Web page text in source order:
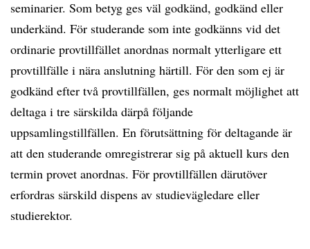
seminarier. Som betyg ges väl godkänd, godkänd eller
underkänd. För studerande som inte godkänns vid det
ordinarie provtillfället anordnas normalt ytterligare ett
provtillfälle i nära anslutning härtill. För den som ej är
godkänd efter två provtillfällen, ges normalt möjlighet att
deltaga i tre särskilda därpå följande
uppsamlingstillfällen. En förutsättning för deltagande är
att den studerande omregistrerar sig på aktuell kurs den
termin provet anordnas. För provtillfällen därutöver
erfordras särskild dispens av studievägledare eller
studierektor.